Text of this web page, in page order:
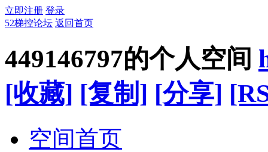
立即注册 登录
52梯控论坛 返回首页
449146797的个人空间
[收藏] [复制] [分享]
空间首页